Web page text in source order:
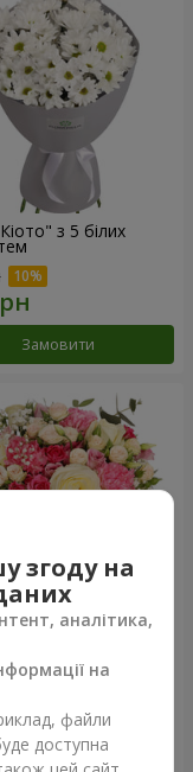
з 5 білих
Замовити
"Помпадур"
Замовити
згоду на
аналітика,
на
файли
доступна